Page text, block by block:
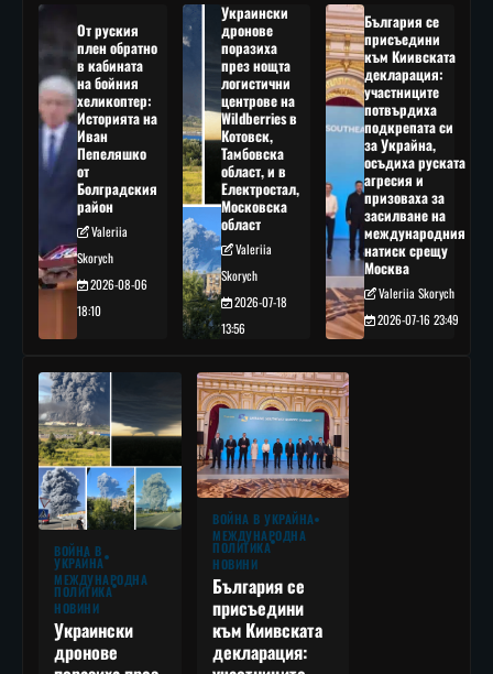
От руския
плен обратно
в кабината
на бойния
хеликоптер:
Историята на
Иван
Пепеляшко
от
Болградския
район
Valeriia
Skorych
2026-08-06
18:10
Украински
дронове
поразиха
през нощта
логистични
центрове на
Wildberries в
Котовск,
Тамбовска
област, и в
Електростал,
Московска
област
Valeriia
Skorych
2026-07-18
13:56
България се
присъедини
към Киивската
декларация:
участниците
потвърдиха
подкрепата си
за Украйна,
осъдиха руската
агресия и
призоваха за
засилване на
международния
натиск срещу
Москва
Valeriia Skorych
2026-07-16 23:49
ВОЙНА В
УКРАЙНА
МЕЖДУНАРОДНА
ПОЛИТИКА
НОВИНИ
Украински
дронове
ВОЙНА В УКРАЙНА
МЕЖДУНАРОДНА
ПОЛИТИКА
НОВИНИ
България се
присъедини
към Киивската
декларация: